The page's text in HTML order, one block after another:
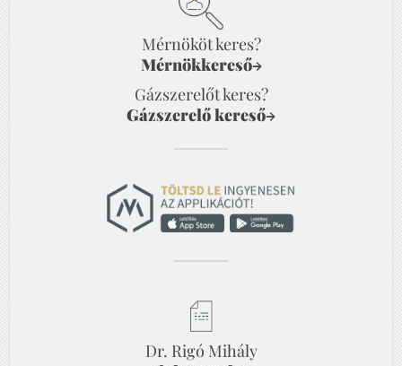
Mérnököt keres?
Mérnökkereső→
Gázszerelőt keres?
Gázszerelő kereső→
Dr. Rigó Mihály